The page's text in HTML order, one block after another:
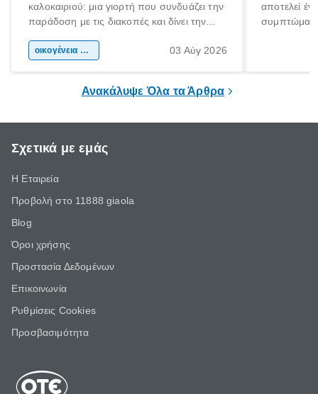
καλοκαιριού: μια γιορτή που συνδυάζει την
παράδοση με τις διακοπές και δίνει την
χώρας. Είτε πρόκειται για λίγες μέρες
οικογένεια & παιδί 03 Αύγ 2026
αποτελεί
Ανακάλυψε Όλα τα Άρθρα
Σχετικά με εμάς
Η Εταιρεία
Προβολή στο 11888 giaola
Blog
Όροι χρήσης
Προστασία Δεδομένων
Επικοινωνία
Ρυθμίσεις Cookies
Προσβασιμότητα